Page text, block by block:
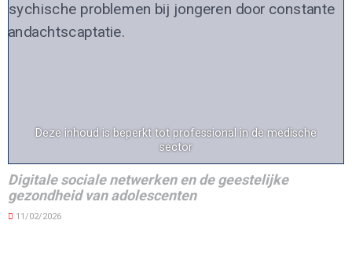
Deze inhoud is beperkt tot professional in de medische
sector
Digitale sociale netwerken en de geestelijke
gezondheid van adolescenten
11/02/2026